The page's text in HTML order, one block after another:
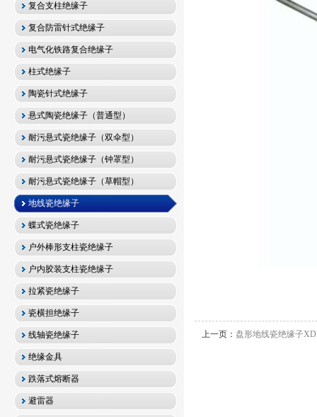
复合支柱绝缘子
复合防雷针式绝缘子
电气化铁路复合绝缘子
柱式绝缘子
陶瓷针式绝缘子
悬式陶瓷绝缘子（普通型）
耐污悬式瓷绝缘子（双伞型）
耐污悬式瓷绝缘子（钟罩型）
耐污悬式瓷绝缘子（草帽型）
地线瓷绝缘子
蝶式瓷绝缘子
户外棒形支柱瓷绝缘子
户内胶装支柱瓷绝缘子
拉紧瓷绝缘子
瓷横担绝缘子
线轴瓷绝缘子
绝缘金具
跌落式熔断器
避雷器
上一页： 盘形地线瓷绝缘子